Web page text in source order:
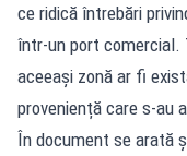
ce ridică întrebări
într-un port comercial.
aceeași zonă ar fi
proveniență care s-au
În document se arată